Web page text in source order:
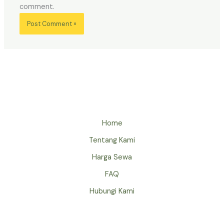
comment.
Home
Tentang Kami
Harga Sewa
FAQ
Hubungi Kami